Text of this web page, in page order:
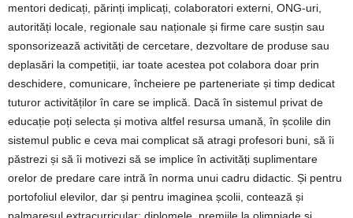
mentori dedicați, părinți implicați, colaboratori externi, ONG-uri,
autorități locale, regionale sau naționale și firme care susțin sau
sponsorizează activități de cercetare, dezvoltare de produse sau
deplasări la competiții, iar toate acestea pot colabora doar prin
deschidere, comunicare, încheiere pe parteneriate și timp dedicat
tuturor activităților în care se implică. Dacă în sistemul privat de
educație poți selecta și motiva altfel resursa umană, în școlile din
sistemul public e ceva mai complicat să atragi profesori buni, să îi
păstrezi și să îi motivezi să se implice în activități suplimentare
orelor de predare care intră în norma unui cadru didactic. Și pentru
portofoliul elevilor, dar și pentru imaginea școlii, contează și
palmaresul extracurricular; diplomele, premiile la olimpiade și